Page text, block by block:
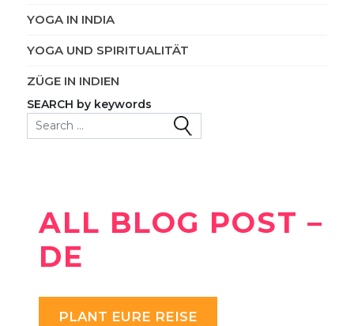
YOGA IN INDIA
YOGA UND SPIRITUALITÄT
ZÜGE IN INDIEN
SEARCH by keywords
Search for:
ALL BLOG POST –
DE
PLANT EURE REISE